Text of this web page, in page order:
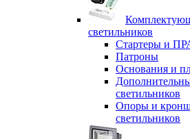
светильников
Стартеры и
Патроны
Основания и
светильников
Опоры и
светильников